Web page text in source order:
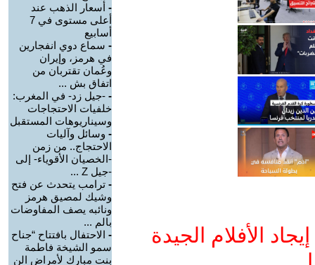
الأفلام الجيدة
- أسعار الذهب عند
أعلى مستوى في 7
أسابيع
- سماع دوي انفجارين
في هرمز، وإيران
وعُمان تقتربان من
اتفاق بش ...
- -جيل زد- في المغرب:
خلفيات الاحتجاجات
وسيناريوهات المستقبل
- وسائل وآليات
الاحتجاج.. من زمن
-الخصيان الأقوياء- إلى
-جيل Z ...
- ترامب يتحدث عن فتح
وشيك لمصيق هرمز
ونائبه يصف المفاوضات
بالم ...
- الاحتفال بافتتاح “جناح
سمو الشيخة فاطمة
بنت مبارك لأمراض الن